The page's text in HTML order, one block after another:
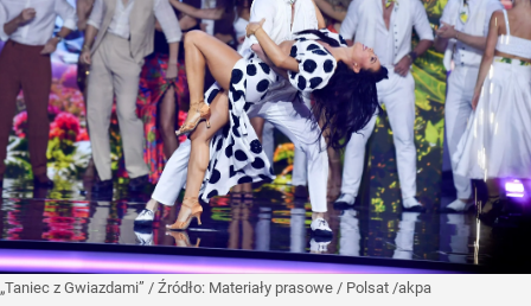
„Taniec z Gwiazdami” / Źródło: Materiały prasowe / Polsat /akpa